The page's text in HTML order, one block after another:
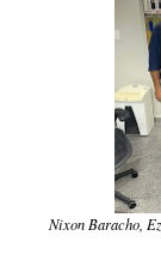
Nixon Baracho,